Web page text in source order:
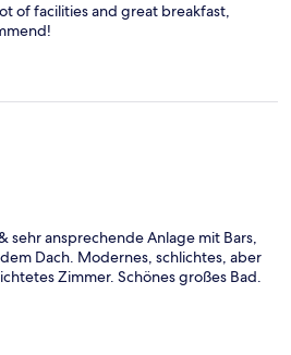
of facilities and great breakfast,
sehr ansprechende Anlage mit Bars,
Dach. Modernes, schlichtes, aber
Zimmer. Schönes großes Bad.